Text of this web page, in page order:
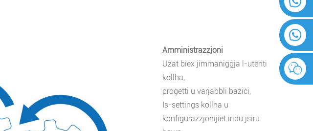
Amministrazzjoni
Użat biex jimmaniġġja l-utenti
kollha,
proġetti u varjabbli bażiċi,
Is-settings kollha u
konfigurazzjonijiet iridu jsiru